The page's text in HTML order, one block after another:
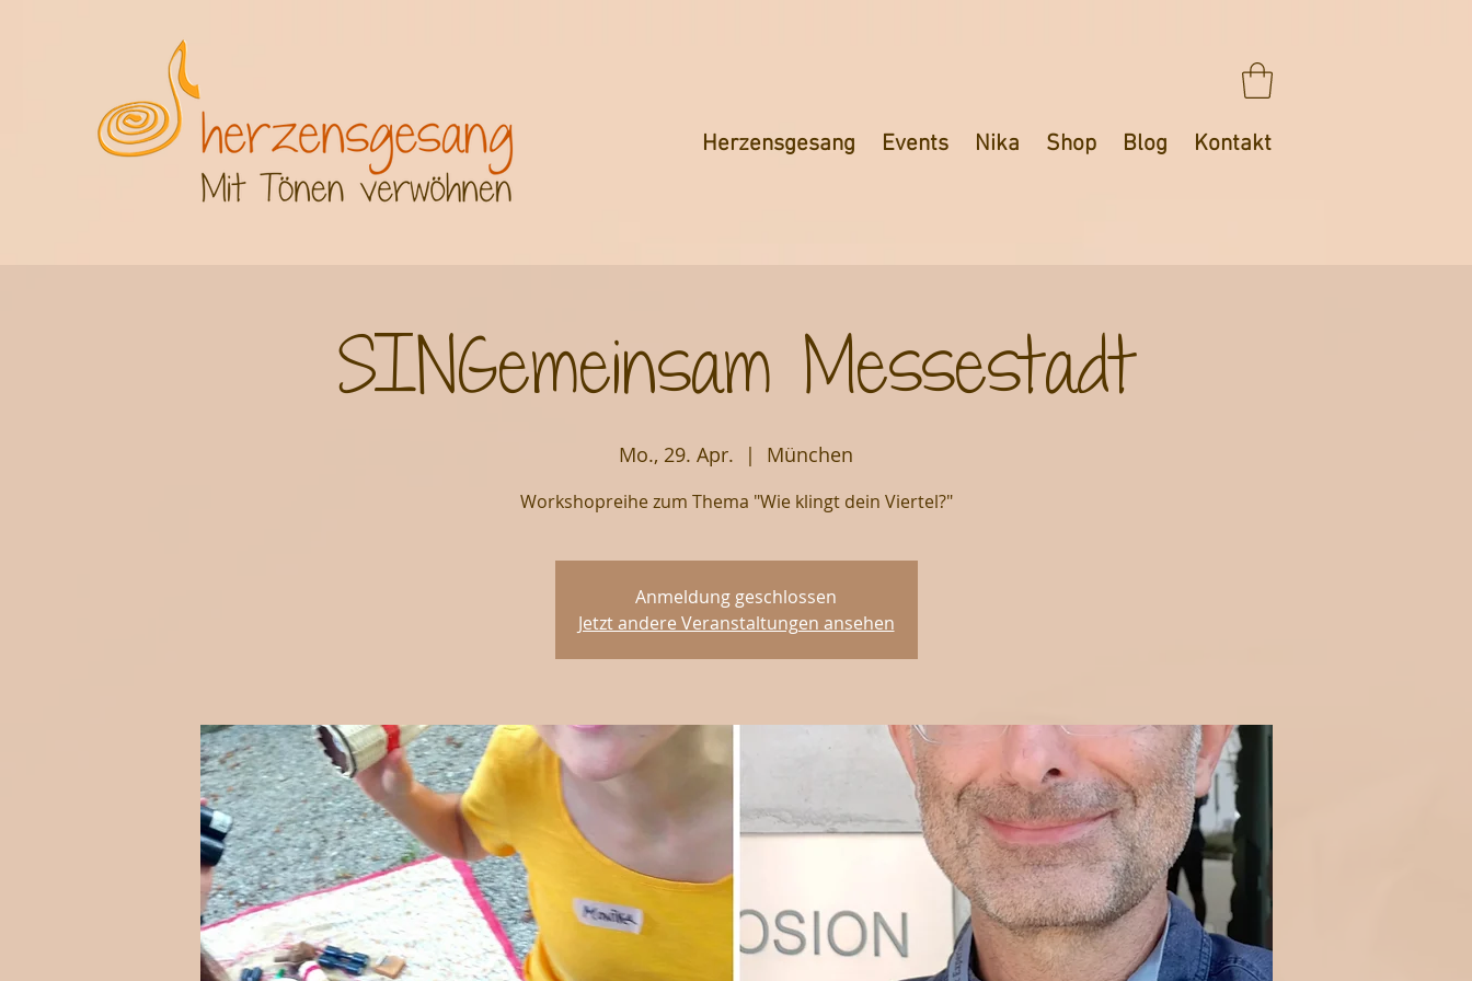
Herzensgesang Events Nika Shop Blog Kontakt
SINGemeinsam Messestadt
Mo., 29. Apr.
  |
München
Workshopreihe zum Thema "Wie klingt dein Viertel?"
Anmeldung geschlossen
Jetzt andere Veranstaltungen ansehen